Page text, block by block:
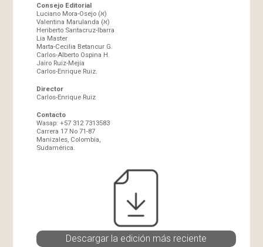
Consejo Editorial
Luciano Mora-Osejo (א)
Valentina Marulanda (א)
Heriberto Santacruz-Ibarra
Lia Master
Marta-Cecilia Betancur G.
Carlos-Alberto Ospina H.
Jairo Ruiz-Mejía
Carlos-Enrique Ruiz.
Director
Carlos-Enrique Ruiz
Contacto
Wasap: +57 312 7313583
Carrera 17 No 71-87
Manizales, Colombia,
Sudamérica.
Descargar la edición más reciente